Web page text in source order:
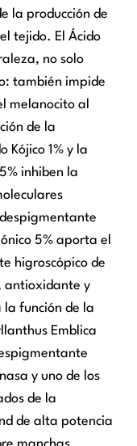
la producción de
tejido. El Ácido
no solo
también impide
melanocito al
de la
Kójico 1% y la
inhiben la
5% aporta el
higroscópico de
antioxidante y
la función de la
Emblica
y uno de los
de la
de alta potencia